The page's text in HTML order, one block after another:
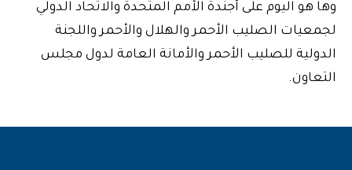
وها هو اليوم على أجندة الأمم المتحدة والاتحاد الدولي
لجمعيات الصليب الأحمر والهلال والأحمر واللجنة
الدولية للصليب الأحمر والأمانة العامة لدول مجلس
التعاون.